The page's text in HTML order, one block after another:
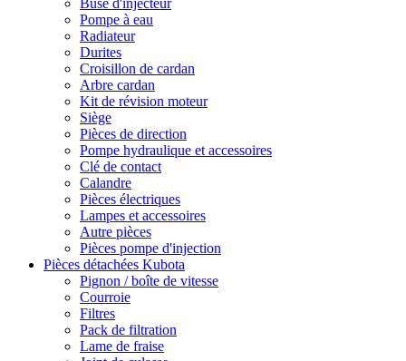
Buse d'injecteur
Pompe à eau
Radiateur
Durites
Croisillon de cardan
Arbre cardan
Kit de révision moteur
Siège
Pièces de direction
Pompe hydraulique et accessoires
Clé de contact
Calandre
Pièces électriques
Lampes et accessoires
Autre pièces
Pièces pompe d'injection
Pièces détachées Kubota
Pignon / boîte de vitesse
Courroie
Filtres
Pack de filtration
Lame de fraise